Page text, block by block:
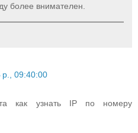
более внимателен.
р., 09:40:00
как узнать IP по номеру